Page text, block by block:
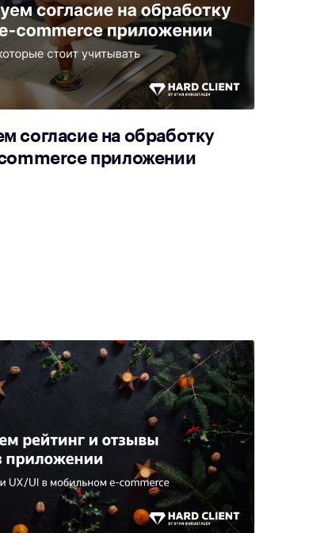
согласие на обработку
приложении